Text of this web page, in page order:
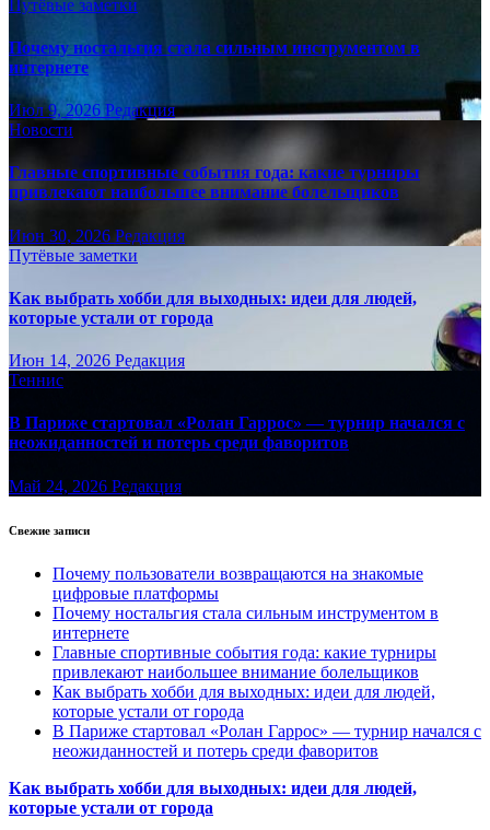
Путёвые заметки
Почему ностальгия стала сильным инструментом в
интернете
Июл 9, 2026 Редакция
Новости
Главные спортивные события года: какие турниры
привлекают наибольшее внимание болельщиков
Июн 30, 2026 Редакция
Путёвые заметки
Как выбрать хобби для выходных: идеи для людей,
которые устали от города
Июн 14, 2026 Редакция
Теннис
В Париже стартовал «Ролан Гаррос» — турнир начался с
неожиданностей и потерь среди фаворитов
Май 24, 2026 Редакция
Свежие записи
Почему пользователи возвращаются на знакомые
цифровые платформы
Почему ностальгия стала сильным инструментом в
интернете
Главные спортивные события года: какие турниры
привлекают наибольшее внимание болельщиков
Как выбрать хобби для выходных: идеи для людей,
которые устали от города
В Париже стартовал «Ролан Гаррос» — турнир начался с
неожиданностей и потерь среди фаворитов
Как выбрать хобби для выходных: идеи для людей,
которые устали от города